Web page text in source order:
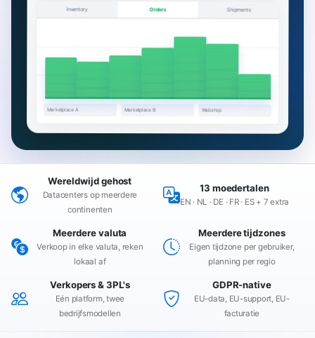
Inventory Orders Shipments
Marketplace A Marketplace B Webshop
Wereldwijd gehost
Datacenters op meerdere
continenten
13 moedertalen
EN · NL · DE · FR · ES + 7 extra
Meerdere valuta
Verkoop in elke valuta, reken
lokaal af
Meerdere tijdzones
Eigen tijdzone per gebruiker,
planning per regio
Verkopers & 3PL's
Eén platform, twee
bedrijfsmodellen
GDPR-native
EU-data, EU-support, EU-
facturatie